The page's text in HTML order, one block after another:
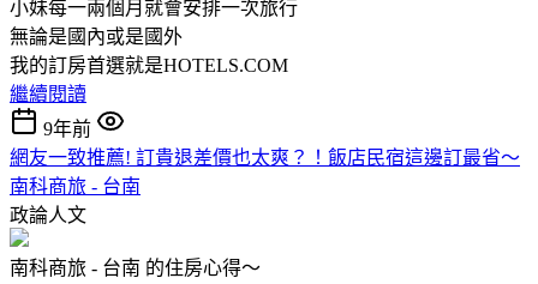
小妹每一兩個月就會安排一次旅行
無論是國內或是國外
我的訂房首選就是HOTELS.COM
繼續閱讀
9年前
網友一致推薦! 訂貴退差價也太爽？！飯店民宿這邊訂最省～
南科商旅 - 台南
政論人文
南科商旅 - 台南 的住房心得～